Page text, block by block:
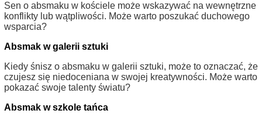
Sen o absmaku w kościele może wskazywać na wewnętrzne
konflikty lub wątpliwości. Może warto poszukać duchowego
wsparcia?
Absmak w galerii sztuki
Kiedy śnisz o absmaku w galerii sztuki, może to oznaczać, że
czujesz się niedoceniana w swojej kreatywności. Może warto
pokazać swoje talenty światu?
Absmak w szkole tańca